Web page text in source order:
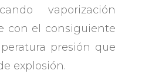
vaporización
con el consiguiente
presión que
explosión.